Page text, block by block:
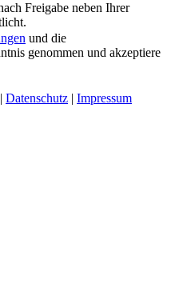
Freigabe neben Ihrer
und die
genommen und akzeptiere
| Datenschutz | Impressum